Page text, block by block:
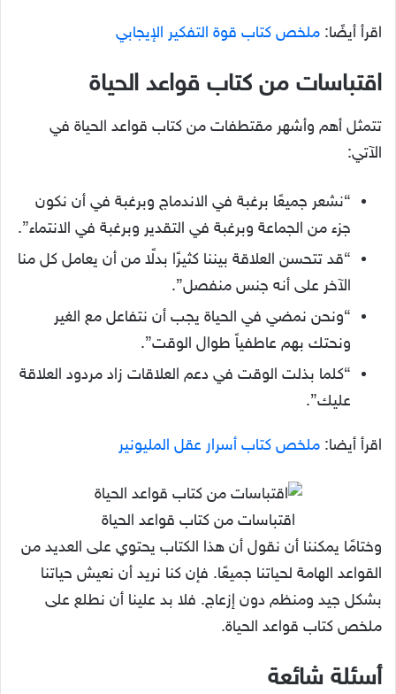
اقرأ أيضًا: ملخص كتاب قوة التفكير الإيجابي
اقتباسات من كتاب قواعد الحياة
تتمثل أهم وأشهر مقتطفات من كتاب قواعد الحياة في
الآتي:
“نشعر جميعًا برغبة في الاندماج وبرغبة في أن نكون
جزء من الجماعة وبرغبة في التقدير وبرغبة في الانتماء”.
“قد تتحسن العلاقة بيننا كثيرًا بدلًا من أن يعامل كل منا
الآخر على أنه جنس منفصل”.
“ونحن نمضي في الحياة يجب أن نتفاعل مع الغير
ونحتك بهم عاطفياً طوال الوقت”.
“كلما بذلت الوقت في دعم العلاقات زاد مردود العلاقة
عليك”.
اقرأ أيضا: ملخص كتاب أسرار عقل المليونير
اقتباسات من كتاب قواعد الحياة
وختامًا يمكننا أن نقول أن هذا الكتاب يحتوي على العديد من
القواعد الهامة لحياتنا جميعًا. فإن كنا نريد أن نعيش حياتنا
بشكل جيد ومنظم دون إزعاج. فلا بد علينا أن نطلع على
ملخص كتاب قواعد الحياة.
أسئلة شائعة